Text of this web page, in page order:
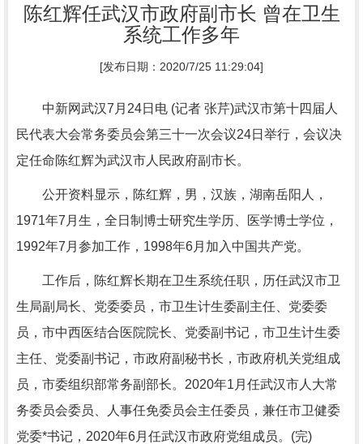
陈红辉任武汉市政府副市长 曾在卫生
系统工作多年
[发布日期：2020/7/25 11:29:04]
中新网武汉7月24日电 (记者 张芹)武汉市第十四届人
民代表大会常务委员会第三十一次会议24日举行，会议决
定任命陈红辉为武汉市人民政府副市长。
公开资料显示，陈红辉，男，汉族，湖南岳阳人，
1971年7月生，全日制博士研究生学历、医学博士学位，
1992年7月参加工作，1998年6月加入中国共产党。
工作后，陈红辉长期在卫生系统任职，历任武汉市卫
生局副局长、党委委员，市卫生计生委副主任、党委委
员，市中西医结合医院院长、党委副书记，市卫生计生委
主任、党委副书记，市政府副秘书长，市政府机关党组成
员，市委组织部常务副部长。2020年1月任武汉市人大常
务委员会委员、人事任免委员会主任委员，兼任市卫健委
党委*书记，2020年6月任武汉市政府党组成员。(完)